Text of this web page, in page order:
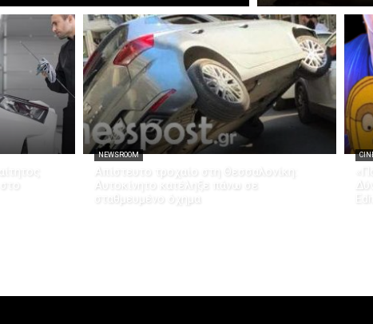
NEWSROOM
Απίστευτο τροχαίο στη Θεσσαλονίκη:
Αυτοκίνητο κατέληξε πάνω σε
σταθμευμένο όχημα